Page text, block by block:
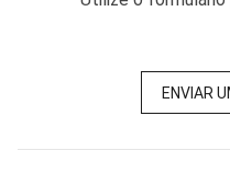
ENVIAR